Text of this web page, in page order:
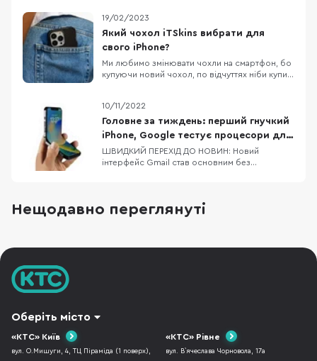
iPhone. Одна з компаній, яка давно себе
зарекомендувала як виробник якісних,
довговічних та красивих аксесуарів до iPhone
19/02/2023
Який чохол iTSkins вибрати для
свого iPhone?
Ми любимо змінювати чохли на смартфон, бо
купуючи новий чохол, по відчуттях ніби купив
неймовірно різноманітний. Дивитися картинки
чохлів на сайті звісно приємно, але краще
подивитись на них вживу, тому сьогодні
потестимо к
10/11/2022
Головне за тиждень: перший гнучкий
iPhone, Google тестує процесори для
Pixel 8/8 Pro, флагманський процесор
від MediaTek
ШВИДКИЙ ПЕРЕХІД ДО НОВИН: Новий
інтерфейс Gmail став основним без
Офіційні верифіковані акаунти в Twitter
отримають відмітку Official Apple планує
Нещодавно переглянуті
Оберіть місто
«КТС» Київ
вул. О.Мишуги, 4, ТЦ Піраміда (1 поверх),
«КТС» Рівне
вул. В`ячеслава Чорновола, 17а